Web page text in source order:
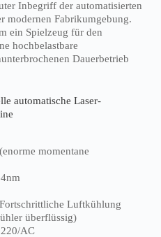
Inbegriff der automatisierten
modernen Fabrikumgebung.
ein Spielzeug für den
hochbelastbare
Dauerbetrieb
automatische Laser-
momentane
Fortschrittliche Luftkühlung
überflüssig)
220/AC